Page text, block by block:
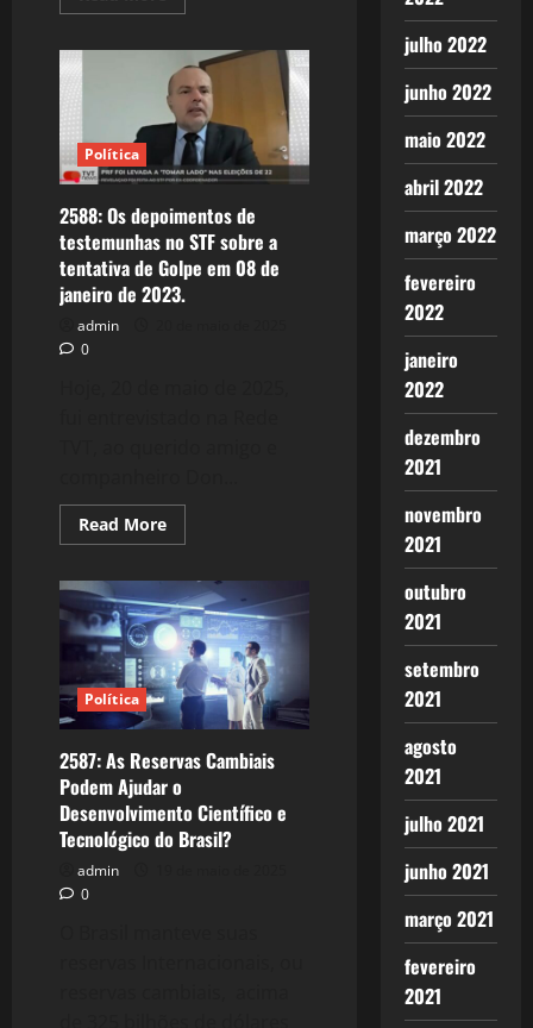
more
Soberania
Perdida:
O
Patriota
Brasileiro
que
ama
os
o
ataque
vil
ao
Ministro
Alexandre
de
Política
2588: Os depoimentos de
testemunhas no STF sobre a
tentativa de Golpe em 08 de
janeiro de 2023.
admin
0
Read MoreRead
more
Os
depoimentos
de
testemunhas
no
STF
sobre
a
tentativa
Golpe
em
08
de
janeiro
de
2023.
Política
2587: As Reservas Cambiais
Podem Ajudar o
Desenvolvimento Científico e
Tecnológico do Brasil?
admin
0
julho 2022
junho 2022
maio 2022
abril 2022
março 2022
fevereiro
2022
janeiro
2022
dezembro
2021
novembro
2021
outubro
2021
setembro
2021
agosto
2021
julho 2021
junho 2021
março 2021
fevereiro
2021